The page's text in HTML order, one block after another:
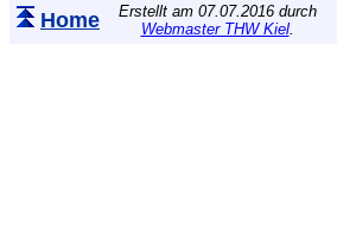
Home
Erstellt am 07.07.2016 durch
Webmaster THW Kiel.